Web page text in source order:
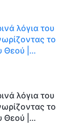
λόγια του
το
Θεού |
λόγια του
το
Θεού |